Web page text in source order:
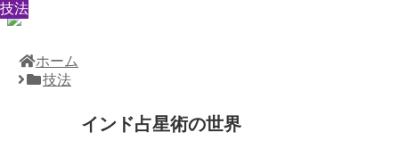
ホーム
技法
インド占星術の世界
技法
技法
技法
技法
技法
技法
技法
技法
技法